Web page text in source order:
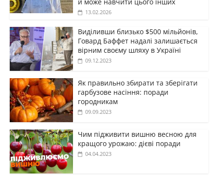
13.02.2026
Виділивши близько $500 мільйонів,
Говард Баффет надалі залишається
вірним своєму шляху в Україні
09.12.2023
Як правильно збирати та зберігати
гарбузове насіння: поради
городникам
09.09.2023
Чим підживити вишню весною для
кращого урожаю: дієві поради
04.04.2023